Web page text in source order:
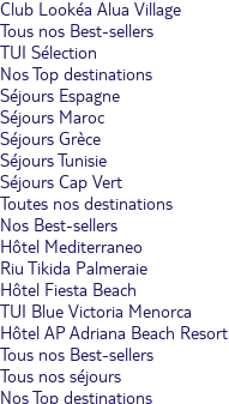
Club Lookéa Alua Village
Tous nos Best-sellers
TUI Sélection
Nos Top destinations
Séjours Espagne
Séjours Maroc
Séjours Grèce
Séjours Tunisie
Séjours Cap Vert
Toutes nos destinations
Nos Best-sellers
Hôtel Mediterraneo
Riu Tikida Palmeraie
Hôtel Fiesta Beach
TUI Blue Victoria Menorca
Hôtel AP Adriana Beach Resort
Tous nos Best-sellers
Tous nos séjours
Nos Top destinations